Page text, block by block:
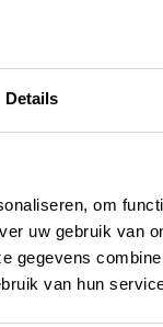
Details
om
uw gebruik van
gegevens
van hun